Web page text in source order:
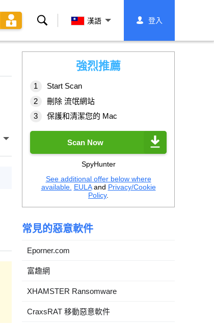
搜
漢語 登入
強烈推薦
Start Scan
刪除 流氓網站
保護和清潔您的 Mac
Scan Now
SpyHunter
See additional offer below where
available. EULAand Privacy/Cookie
Policy.
常見的惡意軟件
Eporner.com
富趣網
XHAMSTER Ransomware
CraxsRAT 移動惡意軟件